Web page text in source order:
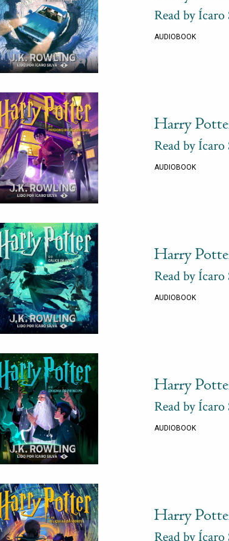
Read by Ícaro
AUDIOBOOK
Harry
Read by Ícaro
AUDIOBOOK
Harry
Read by Ícaro
AUDIOBOOK
Harry
Read by Ícaro
AUDIOBOOK
Harry
Read by Ícaro